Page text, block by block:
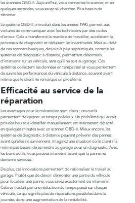
les scanners OBD-II. Aujourd’hui, vous connectez le scanner, et en
quelques secondes, vous savez où chercher. Plus besoin de
tâtonner.
Le système OBD-II, introduit dans les années 1990, permet aux
voitures de communiquer avec les techniciens par des codes
d’erreur. Cela a transformé la manière de travailler, accélérant le
processus de diagnostic et réduisant les incertitudes. Mais au-delà
de ces scanners basiques, des outils plus sophistiqués, comme les
systèmes de diagnostic à distance, permettent désormais
d’intervenir sur un véhicule, sans qu’il ne soit au garage. Ces
systèmes collectent les données en temps réel et vous permettent
de suivre les performances du véhicule à distance, souvent avant
même que le client ne remarque un problème.
Efficacité au service de la
réparation
Les avantages pour le mécanicien sont clairs : ces outils
permettent de gagner un temps précieux. Un problème qui aurait
pris des heures à identifier manuellement est maintenant détecté
en quelques minutes avec un scanner OBD-II. Mieux encore, les
systèmes de diagnostic à distance peuvent prévenir des pannes
avant qu’elles ne surviennent. Imaginez une situation où le client n’a
même pas besoin de se rendre au garage pour un diagnostic. Avec
les bons outils, vous pouvez intervenir avant que la panne ne
devienne sérieuse.
De plus, ces innovations permettent de rationaliser le travail au
garage. Plutôt que de devoir démonter une partie du véhicule
pour localiser une panne, vous savez exactement où intervenir.
Cela se traduit par une réduction du temps passé sur chaque
véhicule, ce qui signifie plus de réparations possibles dans la
journée, donc une augmentation de la rentabilité.